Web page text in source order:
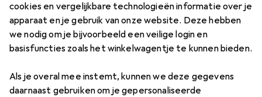
cookies en vergelijkbare technologieën informatie over je
apparaat en je gebruik van onze website. Deze hebben
we nodig om je bijvoorbeeld een veilige login en
basisfuncties zoals het winkelwagentje te kunnen bieden.
Als je overal mee instemt, kunnen we deze gegevens
daarnaast gebruiken om je gepersonaliseerde